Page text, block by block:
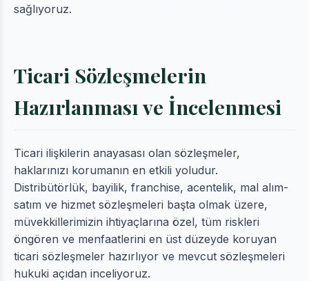
sağlıyoruz.
Ticari Sözleşmelerin
Hazırlanması ve İncelenmesi
Ticari ilişkilerin anayasası olan sözleşmeler,
haklarınızı korumanın en etkili yoludur.
Distribütörlük, bayilik, franchise, acentelik, mal alım-
satım ve hizmet sözleşmeleri başta olmak üzere,
müvekkillerimizin ihtiyaçlarına özel, tüm riskleri
öngören ve menfaatlerini en üst düzeyde koruyan
ticari sözleşmeler hazırlıyor ve mevcut sözleşmeleri
hukuki açıdan inceliyoruz.